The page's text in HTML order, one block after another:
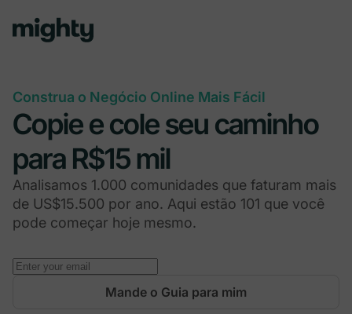
Construa o Negócio Online Mais Fácil
Copie e cole seu caminho
para R$15 mil
Analisamos 1.000 comunidades que faturam mais
de US$15.500 por ano. Aqui estão 101 que você
pode começar hoje mesmo.
Mande o Guia para mim